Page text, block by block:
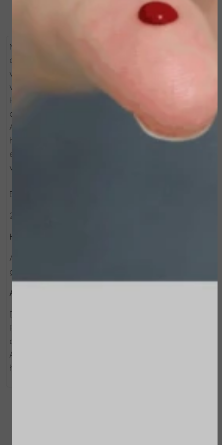
Na een heerlijke dag in de zon kalmeer je je huid met
deze aftersuncrème,
verrijkt met verlichtende deeltjes die je bruine teint
versterken. De dry-touch textuur is verrijkt met
HEXAPEPTIDE (Acetyl Hexapeptide-51 Amide), dat de
antioxiderende werking van de huid nabootst, Physalis
Angulata-extract met verzachtende eigenschappen, en
hydraterende Abessijnse en Arganoliën. Het resultaat is
een zachte, stralende huid die klaar is voor een
volgende zonblootstelling.
Bevat 97,2% ingrediënten van natuurlijke oorsprong.
200ml
Hoe te gebruiken:
Aanbrengen op het lichaam en inmasseren tot volledig
geabsorbeerd.
Actieve ingrediënten:
De droge-textuurformule is verrijkt met BIOMIMETISCH
PEPTIDE (Acetyl Hexapeptide-51 Amide) dat de
antioxidatieve werking van de huid nabootst, Physalis
Angulata-extract met verzachtende eigenschappen, en
hydraterende Abyssinia- en Arganoliën.